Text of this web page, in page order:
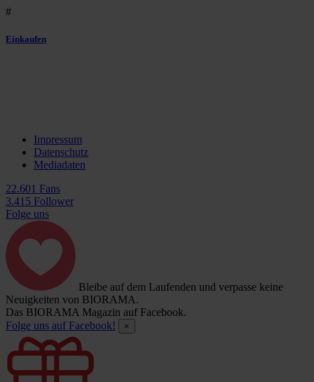
#
Einkaufen
Impressum
Datenschutz
Mediadaten
22.601 Fans
3.415 Follower
Folge uns
Bleibe auf dem Laufenden und verpasse keine
Neuigkeiten von BIORAMA.
Das BIORAMA Magazin auf Facebook.
Folge uns auf Facebook!
×